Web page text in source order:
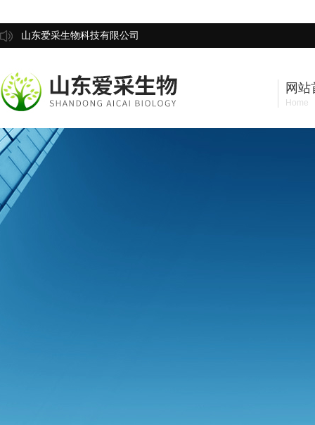
山东爱采生物科技有限公司
网站
Home